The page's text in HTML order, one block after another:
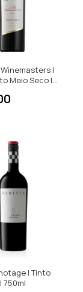
|
Meio Seco |
| Tinto
750ml